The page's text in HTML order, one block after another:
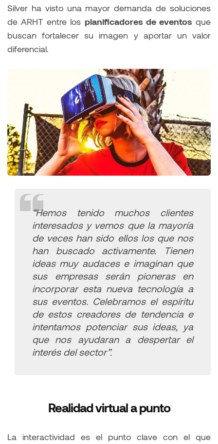
Silver ha visto una mayor demanda de soluciones
de ARHT entre los planificadores de eventos que
buscan fortalecer su imagen y aportar un valor
diferencial.
“Hemos tenido muchos clientes
interesados y vemos que la mayoría
de veces han sido ellos los que nos
han buscado activamente. Tienen
ideas muy audaces e imaginan que
sus empresas serán pioneras en
incorporar esta nueva tecnología a
sus eventos. Celebramos el espíritu
de estos creadores de tendencia e
intentamos potenciar sus ideas, ya
que nos ayudaran a despertar el
interés del sector”.
Realidad virtual a punto
La interactividad es el punto clave con el que